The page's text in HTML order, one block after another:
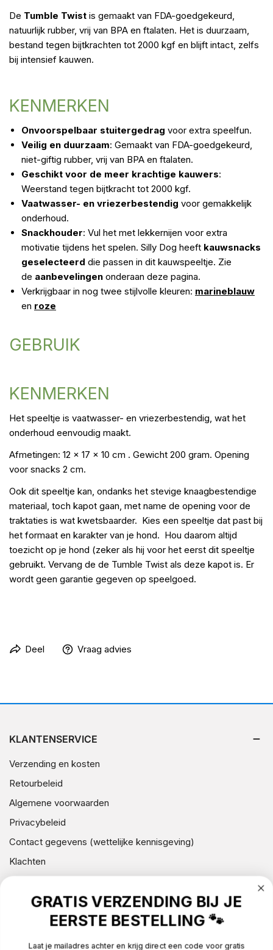
De Tumble Twist is gemaakt van FDA-goedgekeurd,
natuurlijk rubber, vrij van BPA en ftalaten. Het is duurzaam,
bestand tegen bijtkrachten tot 2000 kgf en blijft intact, zelfs
bij intensief kauwen.
KENMERKEN
Onvoorspelbaar stuitergedrag voor extra speelfun.
Veilig en duurzaam: Gemaakt van FDA-goedgekeurd,
niet-giftig rubber, vrij van BPA en ftalaten.
Geschikt voor de meer krachtige kauwers:
Weerstand tegen bijtkracht tot 2000 kgf.
Vaatwasser- en vriezerbestendig voor gemakkelijk
onderhoud.
Snackhouder: Vul het met lekkernijen voor extra
motivatie tijdens het spelen. Silly Dog heeft kauwsnacks
geselecteerd die passen in dit kauwspeeltje. Zie
de aanbevelingen onderaan deze pagina.
Verkrijgbaar in nog twee stijlvolle kleuren: marineblauw
en roze
GEBRUIK
KENMERKEN
Het speeltje is vaatwasser- en vriezerbestendig, wat het
onderhoud eenvoudig maakt.
Afmetingen: 12 x 17 x 10 cm . Gewicht 200 gram. Opening
voor snacks 2 cm.
Ook dit speeltje kan, ondanks het stevige knaagbestendige
materiaal, toch kapot gaan, met name de opening voor de
traktaties is wat kwetsbaarder. Kies een speeltje dat past bij
het formaat en karakter van je hond. Hou daarom altijd
toezicht op je hond (zeker als hij voor het eerst dit speeltje
gebruikt. Vervang de de Tumble Twist als deze kapot is. Er
wordt geen garantie gegeven op speelgoed.
Deel Vraag advies
KLANTENSERVICE
Verzending en kosten
Retourbeleid
Algemene voorwaarden
Privacybeleid
Contact gegevens (wettelijke kennisgeving)
Klachten
NIEUWSBRIEF
GRATIS VERZENDING BIJ JE
EERSTE BESTELLING 🐾
Laat je mailadres achter en krijg direct een code voor gratis